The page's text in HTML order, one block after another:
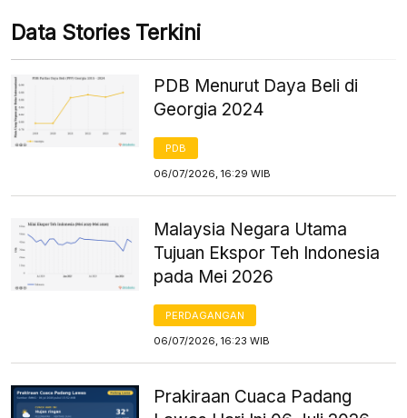
Data Stories Terkini
PDB Menurut Daya Beli di
Georgia 2024
PDB
06/07/2026, 16:29 WIB
Malaysia Negara Utama
Tujuan Ekspor Teh Indonesia
pada Mei 2026
PERDAGANGAN
06/07/2026, 16:23 WIB
Prakiraan Cuaca Padang